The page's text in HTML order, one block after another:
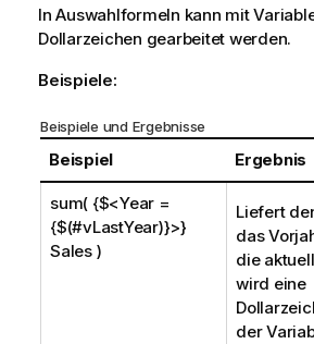
In Auswahlformeln kann mit
Dollarzeichen gearbeitet werden.
Beispiele:
Beispiele und Ergebnisse
Beispiel Ergebnis
sum( {$<Year =
{$(#vLastYear)}>}
Sales )
Liefert
das
die
wird eine
der